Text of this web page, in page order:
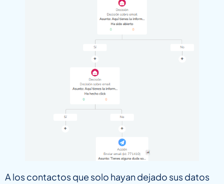
A los contactos que solo hayan dejado sus datos